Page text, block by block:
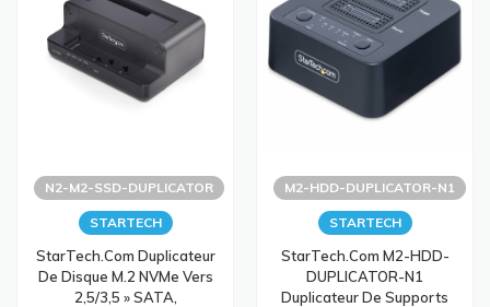
N2-M2-SSD-DUPLICATOR
STARTECH
StarTech.com Duplicateur
De Disque M.2 NVMe Vers
2,5/3,5 » SATA,
M2-HDD-DUPLICATOR-N1
STARTECH
StarTech.com M2-HDD-
DUPLICATOR-N1
Duplicateur De Supports